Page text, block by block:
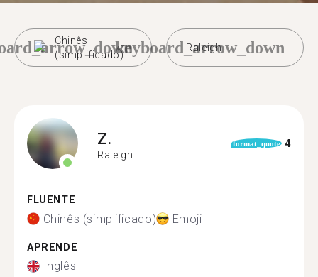
Chinês
(simplificado)
Raleigh
keyboard_arrow_down
Z.
Raleigh
format_quote 4
FLUENTE
Chinês (simplificado) Emoji
APRENDE
Inglês